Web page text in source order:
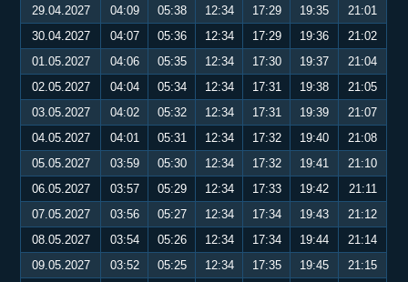
29.04.2027
04:09 05:38 12:34 17:29 19:35
21:01
30.04.2027
04:07 05:36 12:34 17:29 19:36
21:02
01.05.2027
04:06 05:35 12:34 17:30 19:37
21:04
02.05.2027
04:04 05:34 12:34 17:31 19:38
21:05
03.05.2027
04:02 05:32 12:34 17:31 19:39
21:07
04.05.2027
04:01 05:31 12:34 17:32 19:40
21:08
05.05.2027
03:59 05:30 12:34 17:32 19:41
21:10
06.05.2027
03:57 05:29 12:34 17:33 19:42
21:11
07.05.2027
03:56 05:27 12:34 17:34 19:43
21:12
08.05.2027
03:54 05:26 12:34 17:34 19:44
21:14
09.05.2027
03:52 05:25 12:34 17:35 19:45
21:15